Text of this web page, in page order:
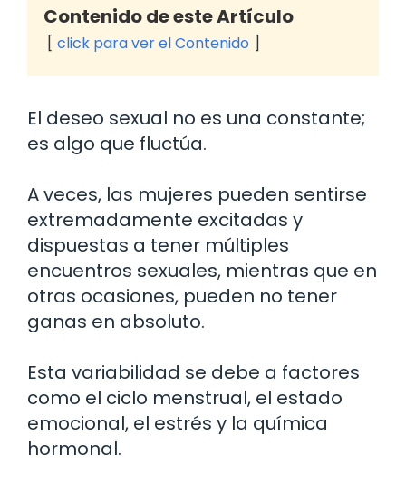
Contenido de este Artículo
click para ver el Contenido
El deseo sexual no es una constante;
es algo que fluctúa.
A veces, las mujeres pueden sentirse
extremadamente excitadas y
dispuestas a tener múltiples
encuentros sexuales, mientras que en
otras ocasiones, pueden no tener
ganas en absoluto.
Esta variabilidad se debe a factores
como el ciclo menstrual, el estado
emocional, el estrés y la química
hormonal.